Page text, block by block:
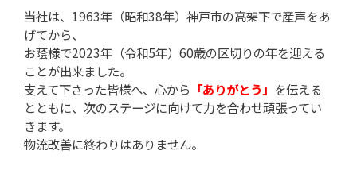
ジャロックコラム
採用情報
オンラインショップ
当社は、1963年（昭和38年）神戸市の高架下で産声をあ
げてから、
お蔭様で2023年（令和5年）60歳の区切りの年を迎える
ことが出来ました。
支えて下さった皆様へ、心から 「ありがとう」 を伝える
とともに、次のステージに向けて力を合わせ頑張ってい
きます。
物流改善に終わりはありません。